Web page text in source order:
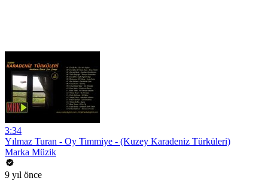
3:34
Yılmaz Turan - Oy Timmiye - (Kuzey Karadeniz Türküleri)
Marka Müzik
9 yıl önce